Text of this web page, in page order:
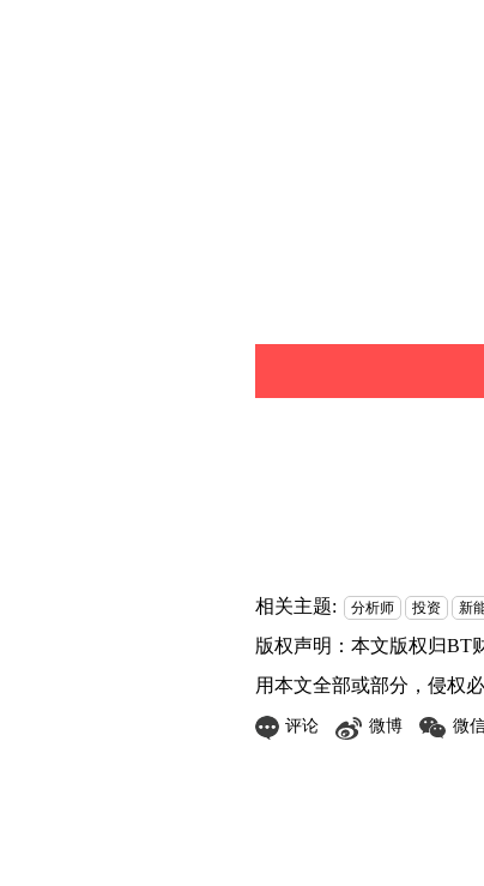
相关主题: 分析师 投资 新
版权声明：本文版权归BT
用本文全部或部分，侵权必
评论 微博 微